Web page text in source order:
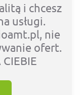
i chcesz
usługi.
nie
ofert.